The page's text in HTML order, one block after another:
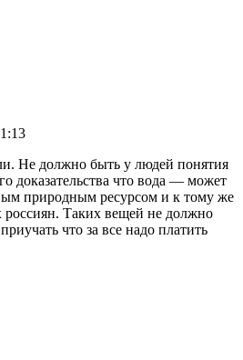
Не должно быть у людей понятия
доказательства что вода — может
природным ресурсом и к тому же
россиян. Таких вещей не должно
что за все надо платить